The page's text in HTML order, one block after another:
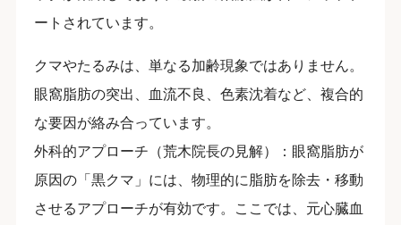
ートされています。
クマやたるみは、単なる加齢現象ではありません。
眼窩脂肪の突出、血流不良、色素沈着など、複合的
な要因が絡み合っています。
外科的アプローチ（荒木院長の見解）：眼窩脂肪が
原因の「黒クマ」には、物理的に脂肪を除去・移動
させるアプローチが有効です。ここでは、元心臓血